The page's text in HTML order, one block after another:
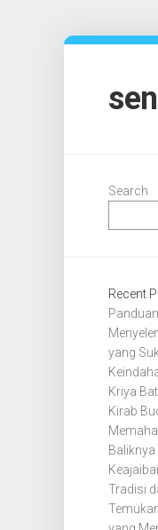
Search
Recent
yang
Kriya
Kirab
Baliknya
Tradisi